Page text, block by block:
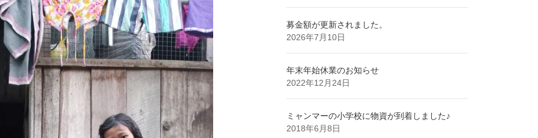
募金額が更新されました。
2026年7月10日
年末年始休業のお知らせ
2022年12月24日
ミャンマーの小学校に物資が到着しました♪
2018年6月8日